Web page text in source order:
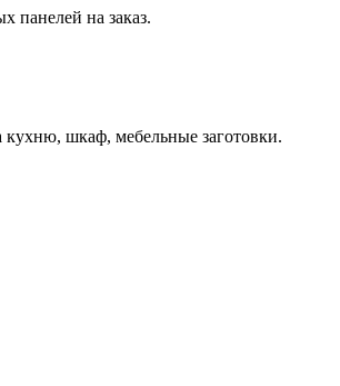
панелей на заказ.
кухню, шкаф, мебельные заготовки.